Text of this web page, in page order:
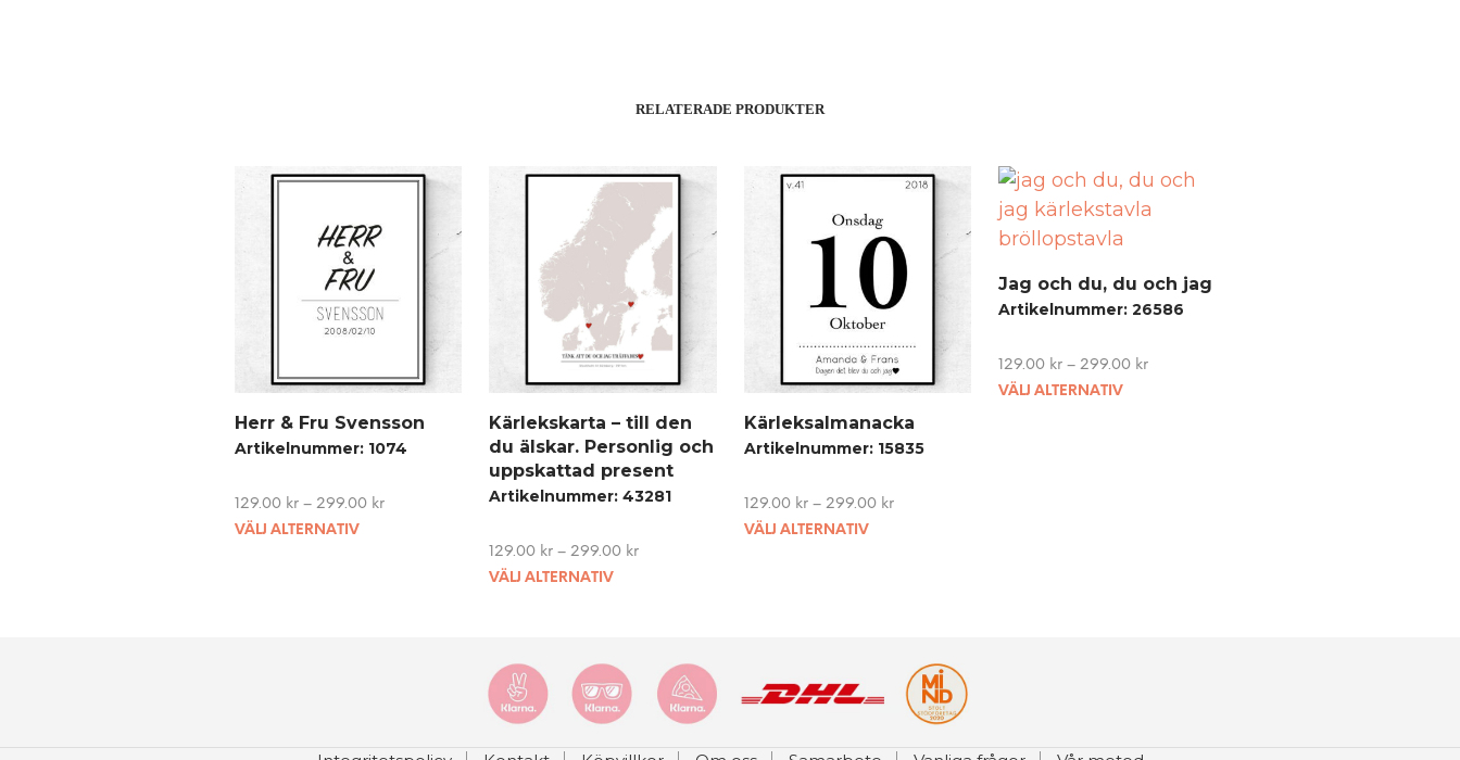
RELATERADE PRODUKTER
Herr & Fru Svensson
Artikelnummer: 1074
129.00 kr– 299.00 kr
VÄLJ ALTERNATIVThis
Kärlekskarta – till den
du älskar. Personlig och
uppskattad present
Artikelnummer: 43281
129.00 kr – 299.00 kr
VÄLJ ALTERNATIVThis
multiple
variants.
The
options
Kärleksalmanacka
Artikelnummer: 15835
129.00 kr– 299.00 kr
VÄLJ ALTERNATIVThis
options
Jag och du, du och jag
Artikelnummer: 26586
129.00 kr – 299.00 kr
VÄLJ ALTERNATIVThis